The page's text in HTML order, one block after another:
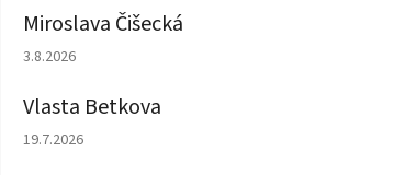
Miroslava Čišecká
Hodnotenie obchodu je 1 z 5 hviezdičiek.
3.8.2026
Vlasta Betkova
Hodnotenie obchodu je 5 z 5 hviezdičiek.
19.7.2026